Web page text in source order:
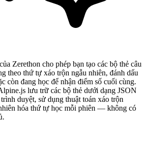
Zerethon cho phép bạn tạo các bộ thẻ câu
theo thứ tự xáo trộn ngẫu nhiên, đánh dấu
còn đang học để nhận điểm số cuối cùng.
lưu trữ các bộ thẻ dưới dạng JSON
duyệt, sử dụng thuật toán xáo trộn
hóa thứ tự học mỗi phiên — không có